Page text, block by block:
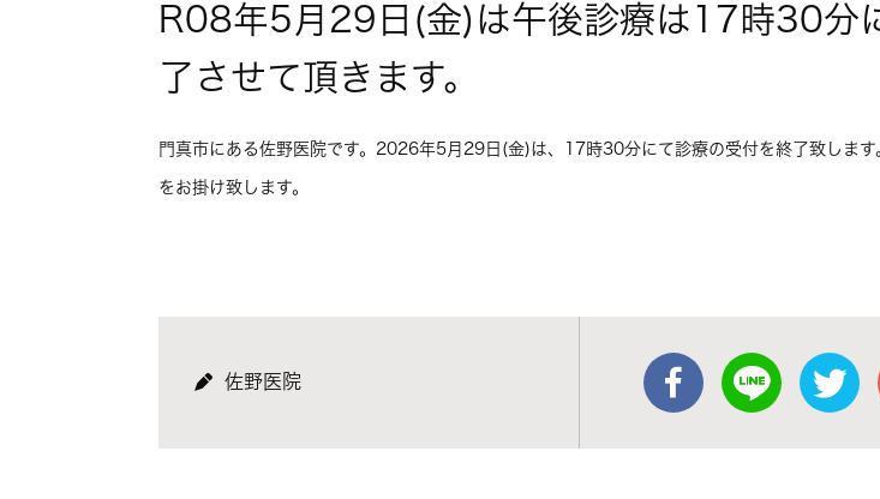
R08年5月29日(金)は午後診療は17時30分
了させて頂きます。
門真市にある佐野医院です。2026年5月29日(金)は、17時30分にて診療の受付を終了致します
をお掛け致します。
佐野医院